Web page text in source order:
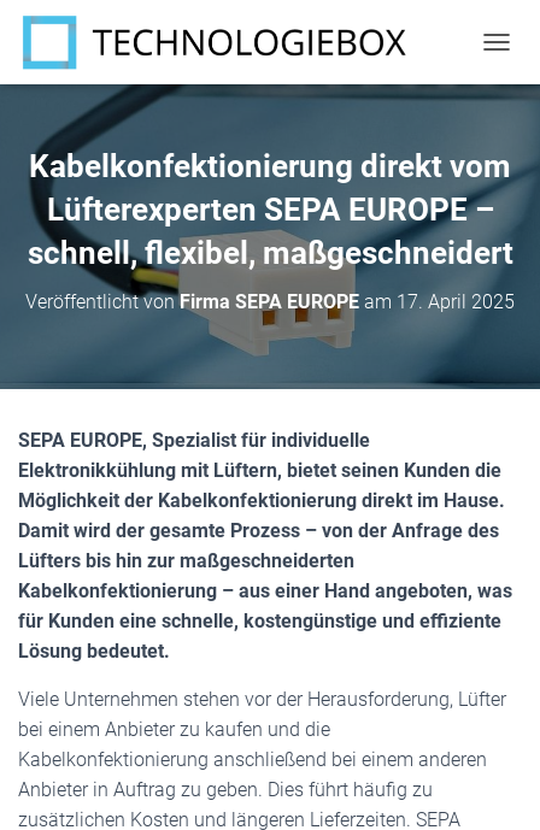
A
A
T
O
N
M
H
E
N
Kabelkonfektionierung direkt vom
Lüfterexperten SEPA EUROPE –
schnell, flexibel, maßgeschneidert
Veröffentlicht vonFirma SEPA EUROPE am 17. April 2025
SEPA EUROPE, Spezialist für individuelle
Elektronikkühlung mit Lüftern, bietet seinen Kunden die
Möglichkeit der Kabelkonfektionierung direkt im Hause.
Damit wird der gesamte Prozess – von der Anfrage des
Lüfters bis hin zur maßgeschneiderten
Kabelkonfektionierung – aus einer Hand angeboten, was
für Kunden eine schnelle, kostengünstige und effiziente
Lösung bedeutet.
Viele Unternehmen stehen vor der Herausforderung, Lüfter
bei einem Anbieter zu kaufen und die
Kabelkonfektionierung anschließend bei einem anderen
Anbieter in Auftrag zu geben. Dies führt häufig zu
zusätzlichen Kosten und längeren Lieferzeiten. SEPA